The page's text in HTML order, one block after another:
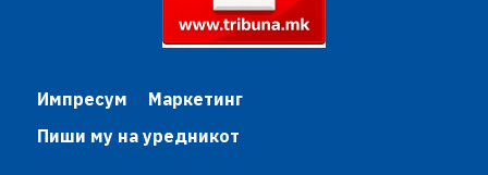
Импресум
Маркетинг
Пиши му на уредникот